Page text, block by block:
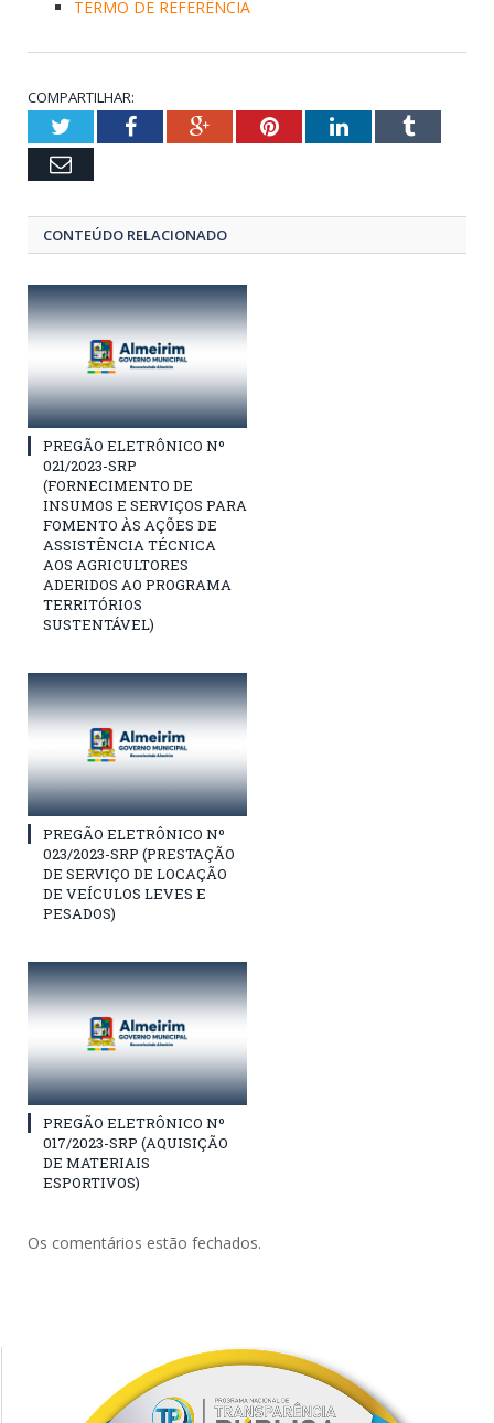
TERMO DE REFERÊNCIA
COMPARTILHAR:
TwitterFacebookGoogle+PinterestLinkedInTumblr
Email
CONTEÚDO RELACIONADO
PREGÃO ELETRÔNICO Nº
021/2023-SRP
(FORNECIMENTO DE
INSUMOS E SERVIÇOS PARA
FOMENTO ÀS AÇÕES DE
ASSISTÊNCIA TÉCNICA
AOS AGRICULTORES
ADERIDOS AO PROGRAMA
TERRITÓRIOS
SUSTENTÁVEL)
PREGÃO ELETRÔNICO Nº
023/2023-SRP (PRESTAÇÃO
DE SERVIÇO DE LOCAÇÃO
DE VEÍCULOS LEVES E
PESADOS)
PREGÃO ELETRÔNICO Nº
017/2023-SRP (AQUISIÇÃO
DE MATERIAIS
ESPORTIVOS)
Os comentários estão fechados.